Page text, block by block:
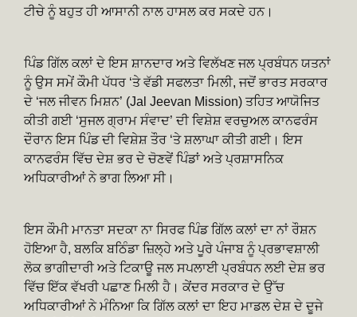
ਟੀਚੇ ਨੂੰ ਬਹੁਤ ਹੀ ਆਸਾਨੀ ਨਾਲ ਹਾਸਲ ਕਰ ਸਕਦੇ ਹਨ।
ਪਿੰਡ ਗਿੱਲ ਕਲਾਂ ਦੇ ਇਸ ਸ਼ਾਨਦਾਰ ਅਤੇ ਵਿਲੱਖਣ ਜਲ ਪ੍ਰਬੰਧਨ ਯਤਨਾਂ
ਨੂੰ ਉਸ ਸਮੇਂ ਕੌਮੀ ਪੱਧਰ ‘ਤੇ ਵੱਡੀ ਸਫਲਤਾ ਮਿਲੀ, ਜਦੋਂ ਭਾਰਤ ਸਰਕਾਰ
ਦੇ ‘ਜਲ ਜੀਵਨ ਮਿਸ਼ਨ’ (Jal Jeevan Mission) ਤਹਿਤ ਆਯੋਜਿਤ
ਕੀਤੀ ਗਈ ‘ਸੁਜਲ ਗ੍ਰਾਮ ਸੰਵਾਦ’ ਦੀ ਵਿਸ਼ੇਸ਼ ਵਰਚੁਅਲ ਕਾਨਫਰੰਸ
ਦੌਰਾਨ ਇਸ ਪਿੰਡ ਦੀ ਵਿਸ਼ੇਸ਼ ਤੌਰ ‘ਤੇ ਸ਼ਲਾਘਾ ਕੀਤੀ ਗਈ। ਇਸ
ਕਾਨਫਰੰਸ ਵਿੱਚ ਦੇਸ਼ ਭਰ ਦੇ ਚੋਣਵੇਂ ਪਿੰਡਾਂ ਅਤੇ ਪ੍ਰਸ਼ਾਸਨਿਕ
ਅਧਿਕਾਰੀਆਂ ਨੇ ਭਾਗ ਲਿਆ ਸੀ।
ਇਸ ਕੌਮੀ ਮਾਨਤਾ ਸਦਕਾ ਨਾ ਸਿਰਫ ਪਿੰਡ ਗਿੱਲ ਕਲਾਂ ਦਾ ਨਾਂ ਰੌਸ਼ਨ
ਹੋਇਆ ਹੈ, ਬਲਕਿ ਬਠਿੰਡਾ ਜ਼ਿਲ੍ਹੇ ਅਤੇ ਪੂਰੇ ਪੰਜਾਬ ਨੂੰ ਪ੍ਰਭਾਵਸ਼ਾਲੀ
ਲੋਕ ਭਾਗੀਦਾਰੀ ਅਤੇ ਟਿਕਾਊ ਜਲ ਸਪਲਾਈ ਪ੍ਰਬੰਧਨ ਲਈ ਦੇਸ਼ ਭਰ
ਵਿੱਚ ਇੱਕ ਵੱਖਰੀ ਪਛਾਣ ਮਿਲੀ ਹੈ। ਕੇਂਦਰ ਸਰਕਾਰ ਦੇ ਉੱਚ
ਅਧਿਕਾਰੀਆਂ ਨੇ ਮੰਨਿਆ ਕਿ ਗਿੱਲ ਕਲਾਂ ਦਾ ਇਹ ਮਾਡਲ ਦੇਸ਼ ਦੇ ਦੂਜੇ